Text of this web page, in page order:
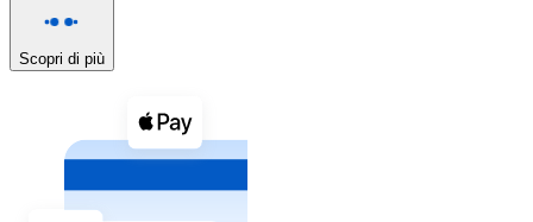
Vedi tutto
Buoni cripto
Acquista criptovalute in contanti e altri mezzi di
Acquista con contanti
Scopri di più